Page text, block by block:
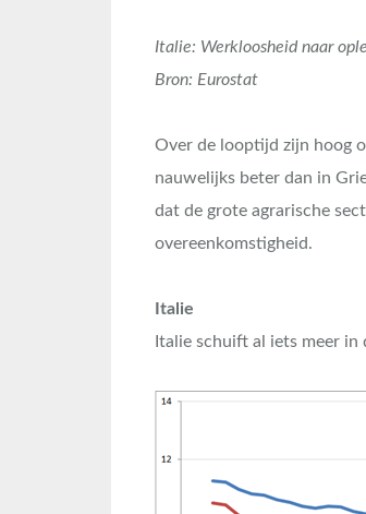
Italie: Werkloosheid naar
Bron: Eurostat
Over de looptijd zijn hoog
nauwelijks beter dan in
dat de grote agrarische
overeenkomstigheid.
Italie
Italie schuift al iets meer